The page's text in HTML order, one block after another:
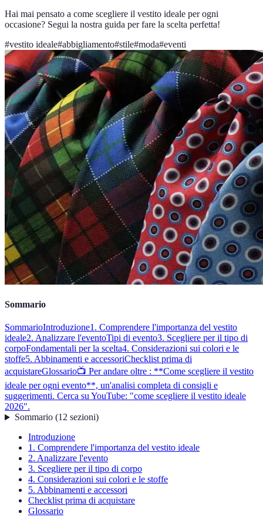
Hai mai pensato a come scegliere il vestito ideale per ogni
occasione? Segui la nostra guida per fare la scelta perfetta!
#vestito ideale#abbigliamento#stile#moda#eventi
Sommario
SommarioIntroduzione1. Comprendere l'importanza del vestito
ideale2. Analizzare l'eventoTipi di evento3. Scegliere per il tipo di
corpoFondamentali per la scelta4. Considerazioni sui colori e le
stoffe5. Abbinamenti e accessoriChecklist prima di
acquistareGlossario📺 Per andare oltre : **Come scegliere il vestito
ideale per ogni evento**, un'analisi completa di consigli e
suggerimenti. Cerca su YouTube: "come scegliere il vestito ideale
2026".
Sommario(12 sezioni)
Introduzione
1. Comprendere l'importanza del vestito ideale
2. Analizzare l'evento
3. Scegliere per il tipo di corpo
4. Considerazioni sui colori e le stoffe
5. Abbinamenti e accessori
Checklist prima di acquistare
Glossario